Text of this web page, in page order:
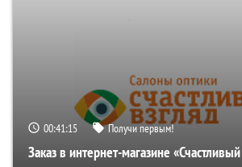
00:41:15 Получи первым!
Заказ в интернет-магазине